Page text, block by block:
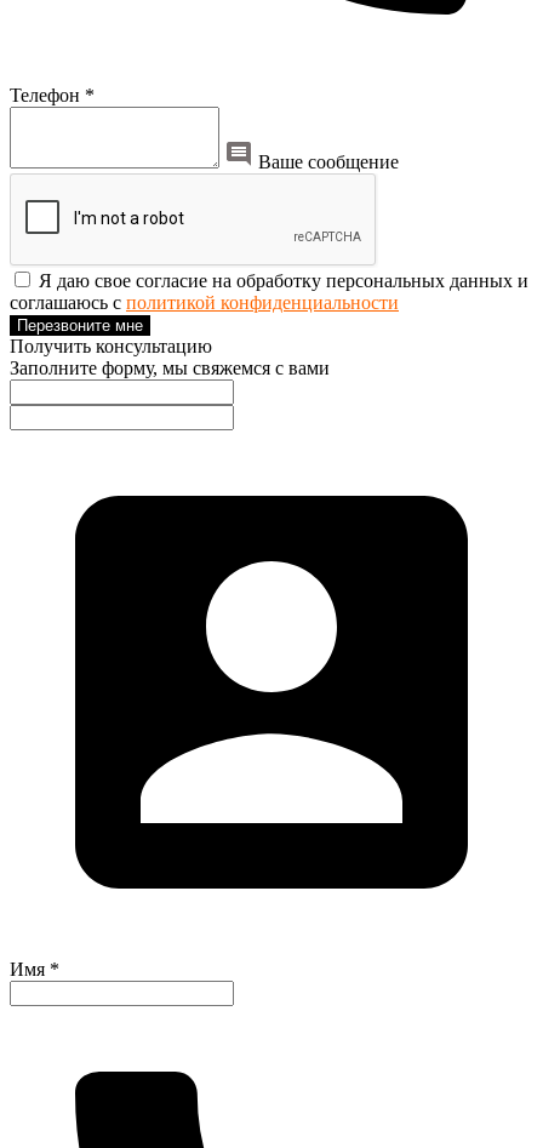
Телефон *
Ваше сообщение
Я даю свое согласие на обработку персональных данных и
соглашаюсь с политикой конфиденциальности
Перезвоните мне
Получить консультацию
Заполните форму, мы свяжемся с вами
Имя *